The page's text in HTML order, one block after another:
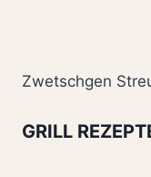
Zwetschgen
GRILL